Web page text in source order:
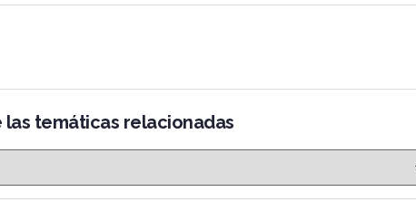
temáticas relacionadas